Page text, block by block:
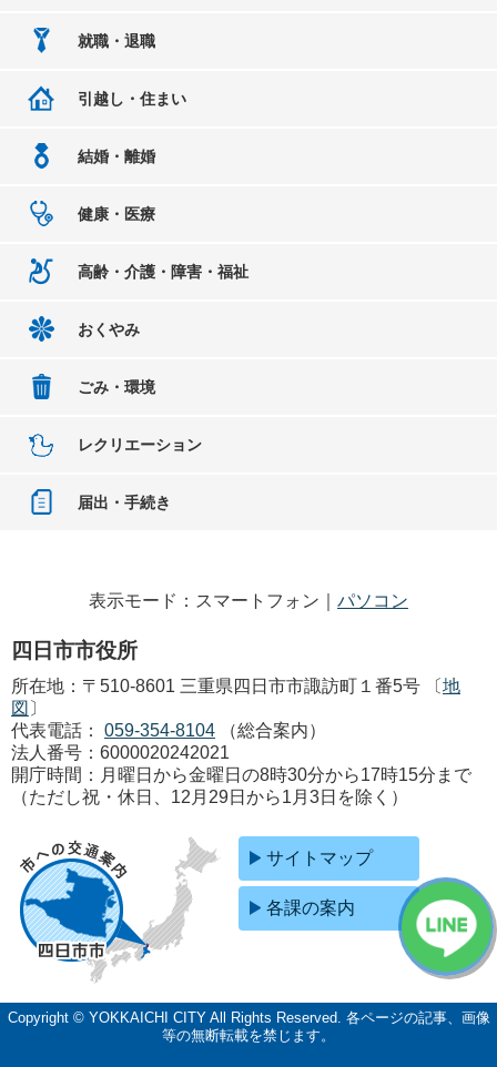
就職・退職
引越し・住まい
結婚・離婚
健康・医療
高齢・介護・障害・福祉
おくやみ
ごみ・環境
レクリエーション
届出・手続き
表示モード：スマートフォン｜ パソコン
四日市市役所
所在地：〒510-8601 三重県四日市市諏訪町１番5号 〔地
図 〕
代表電話：
059-354-8104
（総合案内）
法人番号：6000020242021
開庁時間：月曜日から金曜日の8時30分から17時15分まで
（ただし祝・休日、12月29日から1月3日を除く）
サイトマップ
各課の案内
Copyright © YOKKAICHI CITY All Rights Reserved. 各ページの記事、画像
等の無断転載を禁じます。